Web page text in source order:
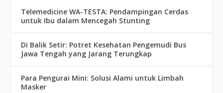
Telemedicine WA-TESTA: Pendampingan Cerdas
untuk Ibu dalam Mencegah Stunting
Di Balik Setir: Potret Kesehatan Pengemudi Bus
Jawa Tengah yang Jarang Terungkap
Para Pengurai Mini: Solusi Alami untuk Limbah
Masker